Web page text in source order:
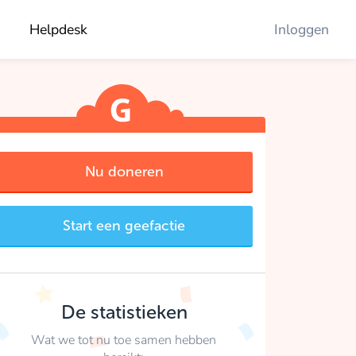
Helpdesk Inloggen
Nu doneren
Start een geefactie
De statistieken
Wat we tot nu toe samen hebben